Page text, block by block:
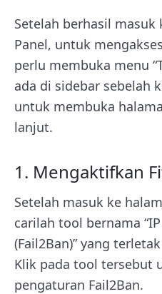
Setelah berhasil masuk
Panel, untuk
perlu membuka menu
ada di sidebar sebelah
untuk membuka
lanjut.
1. Mengaktifkan
Setelah masuk ke
carilah tool bernama
(Fail2Ban)” yang
Klik pada tool tersebut
pengaturan Fail2Ban.